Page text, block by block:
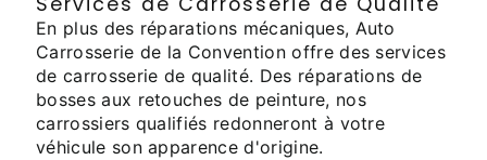
En plus des réparations mécaniques, Auto
Carrosserie de la Convention offre des services
de carrosserie de qualité. Des réparations de
bosses aux retouches de peinture, nos
carrossiers qualifiés redonneront à votre
véhicule son apparence d'origine.